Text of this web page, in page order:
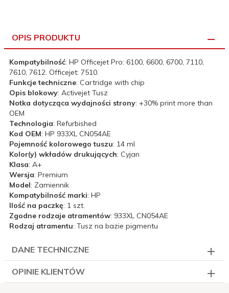
OPIS PRODUKTU
Kompatybilność: HP Officejet Pro: 6100, 6600, 6700, 7110,
7610, 7612. Officejet: 7510.
Funkcje techniczne: Cartridge with chip
Opis blokowy: Activejet Tusz
Notka dotycząca wydajności strony: +30% print more than
OEM
Technologia: Refurbished
Kod OEM: HP 933XL CN054AE
Pojemność kolorowego tuszu: 14 ml
Kolor(y) wkładów drukujących: Cyjan
Klasa: A+
Wersja: Premium
Model: Zamiennik
Kompatybilność marki: HP
Ilość na paczkę: 1 szt.
Zgodne rodzaje atramentów: 933XL CN054AE
Rodzaj atramentu: Tusz na bazie pigmentu
DANE TECHNICZNE
OPINIE KLIENTÓW